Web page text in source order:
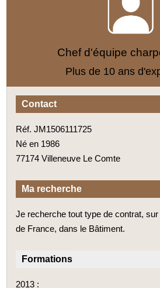
Chef d'équipe
Plus de 10 ans
Contact
Réf. JM1506111725
Né en 1986
77174 Villeneuve Le Comte
Ma recherche
Je recherche tout type de contrat,
de France, dans le Bâtiment.
Formations
2013 :